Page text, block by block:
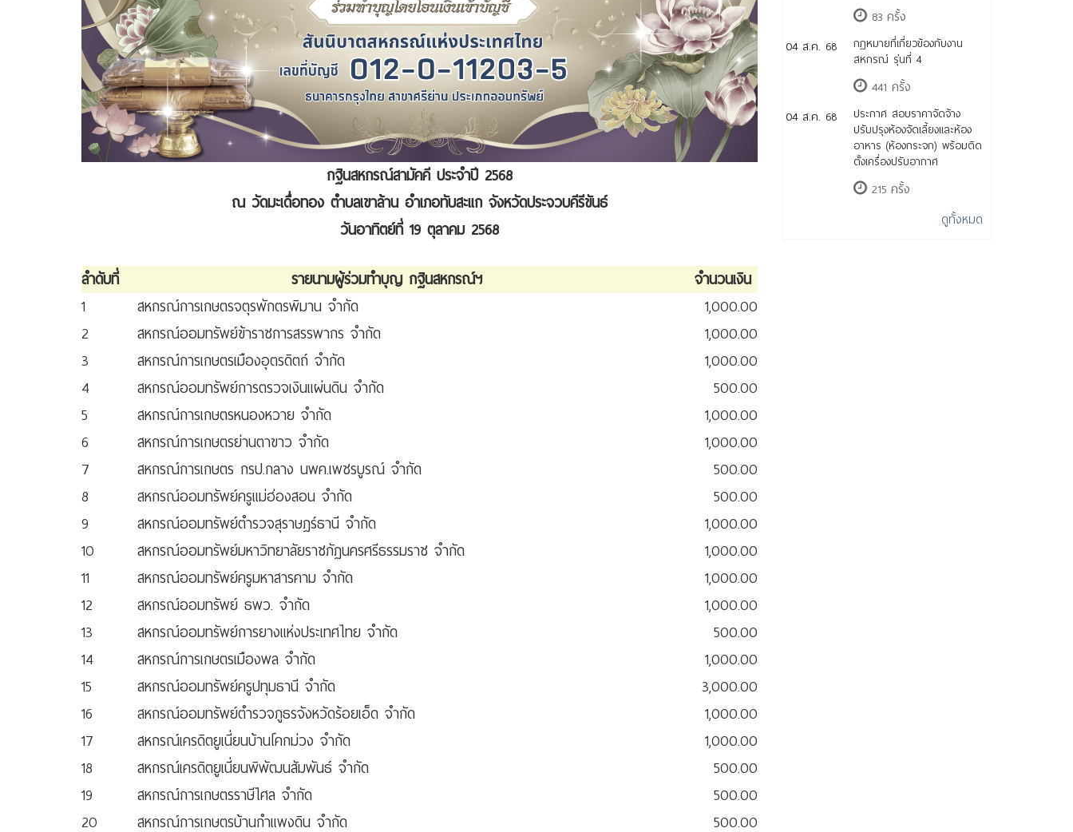
กฐินสหกรณ์สามัคคี ประจำปี 2568
ณ วัดมะเดื่อทอง ตำบลเขาล้าน อำเภอทับสะแก จังหวัดประจวบคีรีขันธ์
วันอาทิตย์ที่ 19 ตุลาคม 2568
ลำดับที่
รายนามผู้ร่วมทำบุญ กฐินสหกรณ์ฯ
จำนวนเงิน
1
สหกรณ์การเกษตรจตุรพักตรพิมาน จำกัด
1,000.00
2
สหกรณ์ออมทรัพย์ข้าราชการสรรพากร จำกัด
1,000.00
3
สหกรณ์การเกษตรเมืองอุตรดิตถ์ จำกัด
1,000.00
4
สหกรณ์ออมทรัพย์การตรวจเงินแผ่นดิน จำกัด
500.00
5
สหกรณ์การเกษตรหนองหวาย จำกัด
1,000.00
6
สหกรณ์การเกษตรย่านตาขาว จำกัด
1,000.00
7
สหกรณ์การเกษตร กรป.กลาง นพค.เพชรบูรณ์ จำกัด
500.00
8
สหกรณ์ออมทรัพย์ครูแม่ฮ่องสอน จำกัด
500.00
9
สหกรณ์ออมทรัพย์ตำรวจสุราษฎร์ธานี จำกัด
1,000.00
10
สหกรณ์ออมทรัพย์มหาวิทยาลัยราชภัฏนครศรีธรรมราช จำกัด
1,000.00
11
สหกรณ์ออมทรัพย์ครูมหาสารคาม จำกัด
1,000.00
12
สหกรณ์ออมทรัพย์ ธพว. จำกัด
1,000.00
13
สหกรณ์ออมทรัพย์การยางแห่งประเทศไทย จำกัด
500.00
14
สหกรณ์การเกษตรเมืองพล จำกัด
1,000.00
15
สหกรณ์ออมทรัพย์ครูปทุมธานี จำกัด
3,000.00
16
สหกรณ์ออมทรัพย์ตำรวจภูธรจังหวัดร้อยเอ็ด จำกัด
1,000.00
17
สหกรณ์เครดิตยูเนี่ยนบ้านโคกม่วง จำกัด
1,000.00
18
สหกรณ์เครดิตยูเนี่ยนพิพัฒนสัมพันธ์ จำกัด
500.00
19
สหกรณ์การเกษตรราษีไศล จำกัด
500.00
20
สหกรณ์การเกษตรบ้านกำแพงดิน จำกัด
500.00
83 ครั้ง
04 ส.ค. 68
กฎหมายที่เกี่ยวข้องกับงาน
สหกรณ์ รุ่นที่ 4
441 ครั้ง
04 ส.ค. 68
ประกาศ สอบราคาจัดจ้าง
ปรับปรุงห้องจัดเลี้ยงและห้อง
อาหาร (ห้องกระจก) พร้อมติด
ตั้งเครื่องปรับอากาศ
215 ครั้ง
ดูทั้งหมด